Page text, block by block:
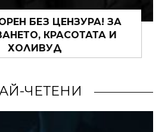
БЕЗ ЦЕНЗУРА! ЗА
КРАСОТАТА И
ХОЛИВУД
ЧЕТЕНИ